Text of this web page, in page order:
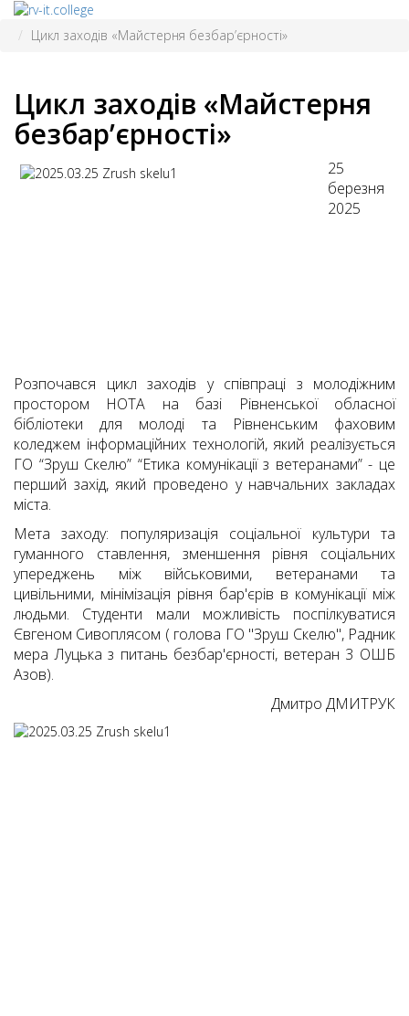
Цикл заходів «Майстерня безбар’єрності»
Цикл заходів «Майстерня
безбар’єрності»
25
березня
2025
Розпочався цикл заходів у співпраці з молодіжним
простором НОТА на базі Рівненської обласної
бібліотеки для молоді та Рівненським фаховим
коледжем інформаційних технологій, який реалізується
ГО “Зруш Скелю” “Етика комунікації з ветеранами” - це
перший захід, який проведено у навчальних закладах
міста.
Мета заходу: популяризація соціальної культури та
гуманного ставлення, зменшення рівня соціальних
упереджень між військовими, ветеранами та
цивільними, мінімізація рівня бар'єрів в комунікації між
людьми. Студенти мали можливість поспілкуватися
Євгеном Сивоплясом ( голова ГО "Зруш Скелю", Радник
мера Луцька з питань безбар'єрності, ветеран 3 ОШБ
Азов).
Дмитро ДМИТРУК